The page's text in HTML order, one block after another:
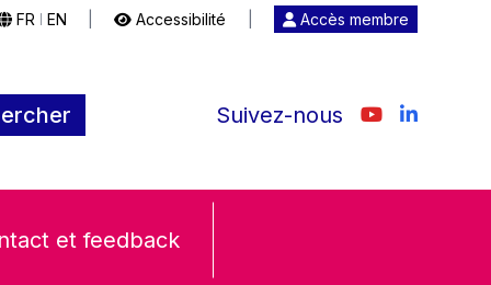
FR EN Accessibilité Accès membre
Suivez-nous
et feedback